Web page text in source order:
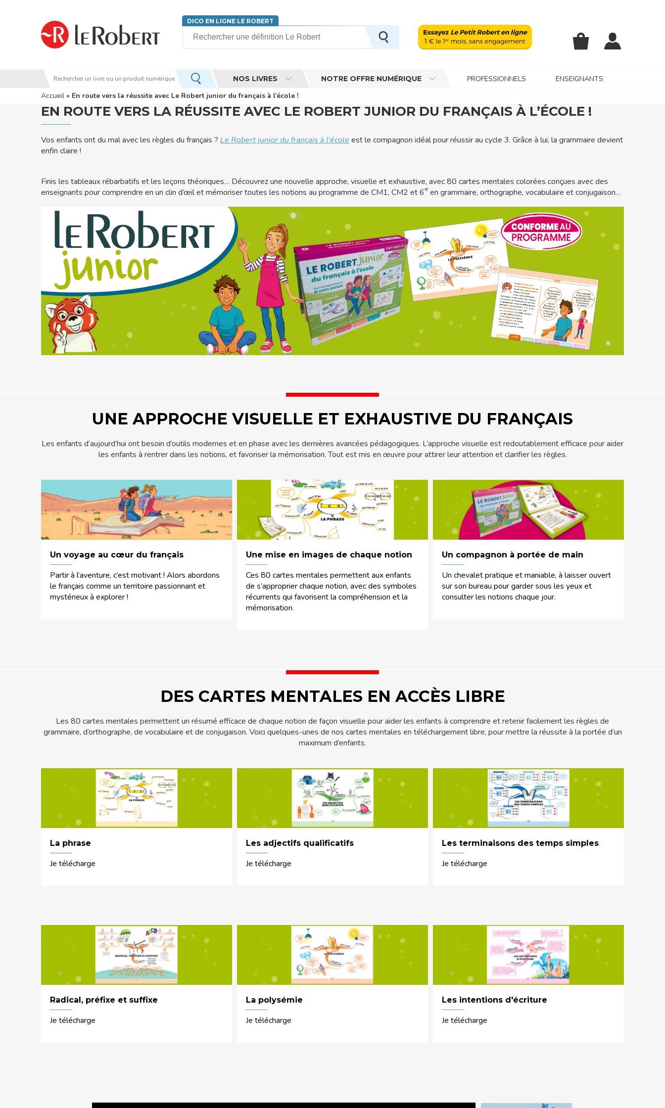
DICO EN LIGNE LE ROBERT
NOS LIVRES NOTRE OFFRE NUMÉRIQUE PROFESSIONNELS
ENSEIGNANTS
Vous êtes ici
Accueil » En route vers la réussite avec Le Robert junior du français à l’école !
EN ROUTE VERS LA RÉUSSITE AVEC LE ROBERT JUNIOR DU FRANÇAIS À L’ÉCOLE !
Vos enfants ont du mal avec les règles du français ? Le Robert junior du français à l'école est le compagnon idéal pour réussir au cycle 3. ​Grâce à lui, la grammaire devient
enfin claire !
Finis les tableaux rébarbatifs et les leçons théoriques… Découvrez une nouvelle approche, visuelle et exhaustive, avec 80 cartes mentales colorées conçues avec des
enseignants pour comprendre en un clin d’œil et mémoriser toutes les notions au programme de CM1, CM2 et 6e en grammaire, orthographe, vocabulaire et conjugaison…
UNE APPROCHE VISUELLE ET EXHAUSTIVE DU FRANÇAIS
Les enfants d’aujourd’hui ont besoin d’outils modernes et en phase avec les dernières avancées pédagogiques. L’approche visuelle est redoutablement efficace pour aider
les enfants à rentrer dans les notions, et favoriser la mémorisation. Tout est mis en œuvre pour attirer leur attention et clarifier les règles.
Un voyage au cœur du français
Partir à l’aventure, c’est motivant ! Alors abordons
le français comme un territoire passionnant et
mystérieux à explorer !
Une mise en images de chaque notion
Ces 80 cartes mentales permettent aux enfants
de s’approprier chaque notion, avec des symboles
récurrents qui favorisent la compréhension et la
mémorisation.
Un compagnon à portée de main
Un chevalet pratique et maniable, à laisser ouvert
sur son bureau pour garder sous les yeux et
consulter les notions chaque jour.
DES CARTES MENTALES EN ACCÈS LIBRE
Les 80 cartes mentales permettent un résumé efficace de chaque notion de façon visuelle pour aider les enfants à comprendre et retenir facilement les règles de
grammaire, d’orthographe, de vocabulaire et de conjugaison. Voici quelques-unes de nos cartes mentales en téléchargement libre, pour mettre la réussite à la portée d’un
maximum d’enfants.
La phrase
Je télécharge
Les adjectifs qualificatifs
Je télécharge
Les terminaisons des temps simples
Je télécharge
Radical, préfixe et suffixe
Je télécharge
La polysémie
Je télécharge
Les intentions d'écriture
Je télécharge